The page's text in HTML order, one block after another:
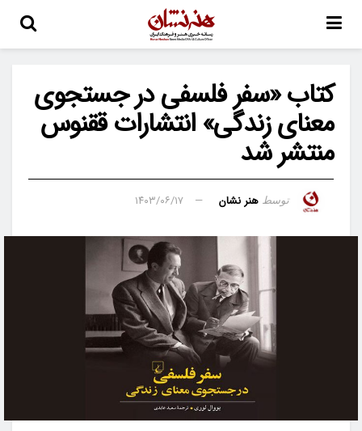
کتاب «سفر فلسفی در جستجوی
معنای زندگی» انتشارات ققنوس
منتشر شد
توسط هنر نشان ۱۴۰۳/۰۶/۱۷